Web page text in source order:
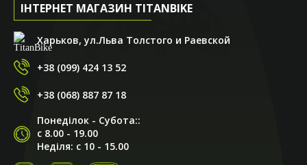
ІНТЕРНЕТ МАГАЗИН TITANBIKE
Харьков, ул.Льва Толстого и Раевской
+38 (099) 424 13 52
+38 (068) 887 87 18
Понеділок - Субота::
с 8.00 - 19.00
Неділя: с 10 - 15.00